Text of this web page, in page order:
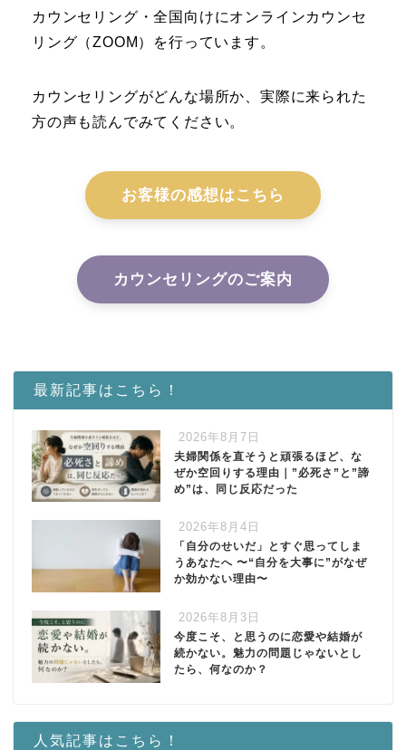
カウンセリング・全国向けにオンラインカウンセ
リング（ZOOM）を行っています。
カウンセリングがどんな場所か、実際に来られた
方の声も読んでみてください。
お客様の感想はこちら
カウンセリングのご案内
最新記事はこちら！
2026年8月7日
夫婦関係を直そうと頑張るほど、な
ぜか空回りする理由｜”必死さ”と”諦
め”は、同じ反応だった
2026年8月4日
「自分のせいだ」とすぐ思ってしま
うあなたへ 〜“自分を大事に”がなぜ
か効かない理由〜
2026年8月3日
今度こそ、と思うのに恋愛や結婚が
続かない。魅力の問題じゃないとし
たら、何なのか？
人気記事はこちら！